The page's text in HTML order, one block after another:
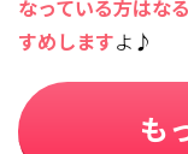
なっている方はな
すめしますよ♪
も